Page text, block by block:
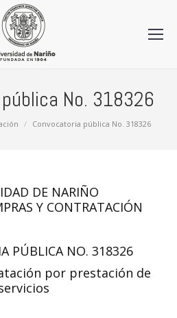
No. 318326
Convocatoria pública No. 318326
DE NARIÑO
Y CONTRATACIÓN
PÚBLICA NO. 318326
por prestación de